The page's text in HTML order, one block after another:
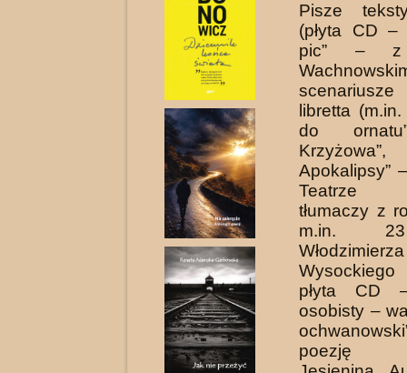
Pisze
(płyta CD –
pic” – z
libretta
do
Apokalipsy”
Teatrze
tłumaczy z
m.in.
Włodzimierza
płyta CD
osobisty –
poezję